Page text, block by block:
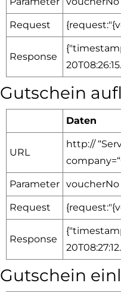
Request
Response
Gutschein
Daten
URL
http://
Parameter voucherNo
Request
Response
Gutschein